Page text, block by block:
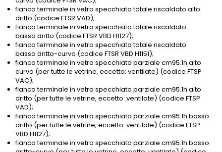
fianco terminale in vetro specchiato totale riscaldato alto
dritto (codice FTSR VAD);
fianco terminale in vetro specchiato totale riscaldato
basso dritto (codice FTSR VBD H1127);
fianco terminale in vetro specchiato totale riscaldato
basso dritto-curvo (codice FTSR VBD H1151);
fianco terminale in vetro specchiato parziale cm95.1h alto
curvo (per tutte le vetrine, eccetto: ventilate) (codice FTSP
VAC);
fianco terminale in vetro specchiato parziale cm95.1h alto
dritto (per tutte le vetrine, eccetto: ventilate) (codice FTSP
VAD);
fianco terminale in vetro specchiato parziale cm95.1h basso
dritto (per tutte le vetrine, eccetto: ventilate) (codice FTSP
VBD H1127);
fianco terminale in vetro specchiato parziale cm95.1h basso